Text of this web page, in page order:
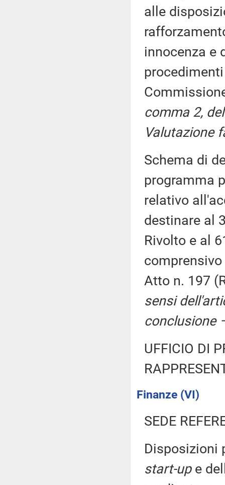
alle
innocenza e
comma 2,
Valutazione
Schema di
programma
relativo
destinare al
Rivolto e al
Atto n. 197
sensi
conclusione
UFFICIO DI
Finanze (VI)
SEDE
Disposizioni
start-upe